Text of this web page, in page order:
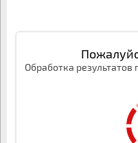
Обработка результатов